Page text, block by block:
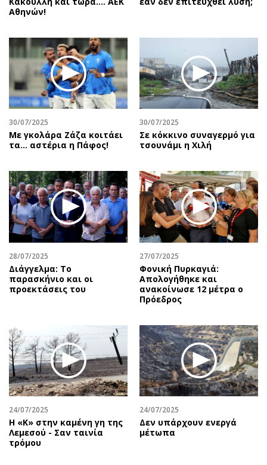
Αθηνών!
30/07/2025
Με γκολάρα Ζάζα κοιτάει
τα... αστέρια η Πάφος!
30/07/2025
Σε κόκκινο συναγερμό για
τσουνάμι η Χιλή
28/07/2025
Διάγγελμα: Το
παρασκήνιο και οι
προεκτάσεις του
27/07/2025
Φονική Πυρκαγιά:
Απολογήθηκε και
ανακοίνωσε 12 μέτρα ο
Πρόεδρος
24/07/2025
Η «Κ» στην καμένη γη της
Λεμεσού - Σαν ταινία
τρόμου
24/07/2025
Δεν υπάρχουν ενεργά
μέτωπα